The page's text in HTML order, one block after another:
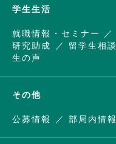
学生生活
就職情報・セミナー
研究助成
留学生相談
生の声
その他
公募情報 部局内情報